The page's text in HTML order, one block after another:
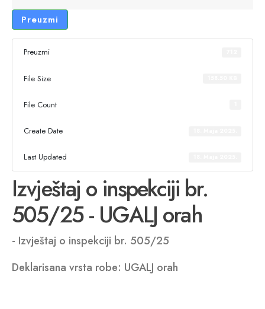
Preuzmi
Preuzmi
File Size
File Count
Create Date
Last Updated
Izvještaj o inspekciji br.
505/25 - UGALJ orah
- Izvještaj o inspekciji br. 505/25
Deklarisana vrsta robe: UGALJ orah